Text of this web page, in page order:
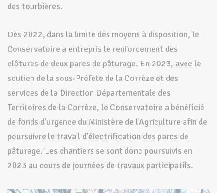
des tourbières.
Dès 2022, dans la limite des moyens à disposition, le
Conservatoire a entrepris le renforcement des
clôtures de deux parcs de pâturage. En 2023, avec le
soutien de la sous-Préfète de la Corrèze et des
services de la Direction Départementale des
Territoires de la Corrèze, le Conservatoire a bénéficié
de fonds d’urgence du Ministère de l’Agriculture afin de
poursuivre le travail d’électrification des parcs de
pâturage. Les chantiers se sont donc poursuivis en
2023 au cours de journées de travaux participatifs.